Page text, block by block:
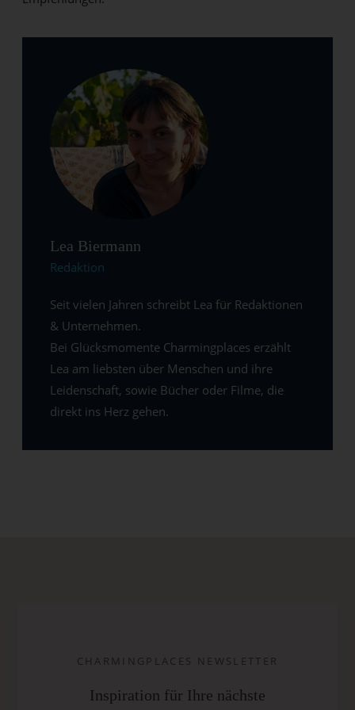
Lea Biermann
Redaktion
Seit vielen Jahren schreibt Lea für Redaktionen
& Unternehmen.
Bei Glücksmomente Charmingplaces erzählt
Lea am liebsten über Menschen und ihre
Leidenschaft, sowie Bücher oder Filme, die
direkt ins Herz gehen.
CHARMINGPLACES NEWSLETTER
Inspiration für Ihre nächste